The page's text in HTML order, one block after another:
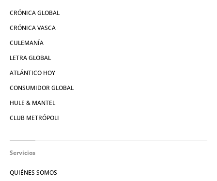
CRÓNICA GLOBAL
CRÓNICA VASCA
CULEMANÍA
LETRA GLOBAL
ATLÁNTICO HOY
CONSUMIDOR GLOBAL
HULE & MANTEL
CLUB METRÓPOLI
Servicios
QUIÉNES SOMOS